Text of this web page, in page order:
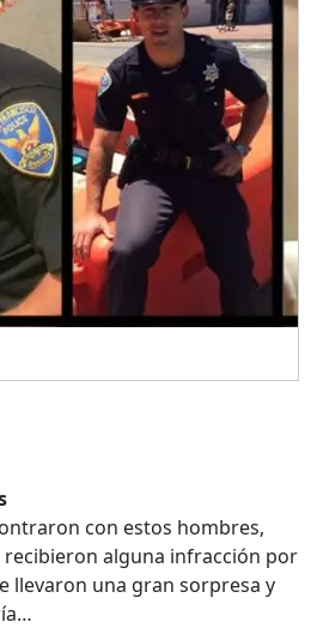
con estos hombres,
alguna infracción por
llevaron una gran sorpresa y